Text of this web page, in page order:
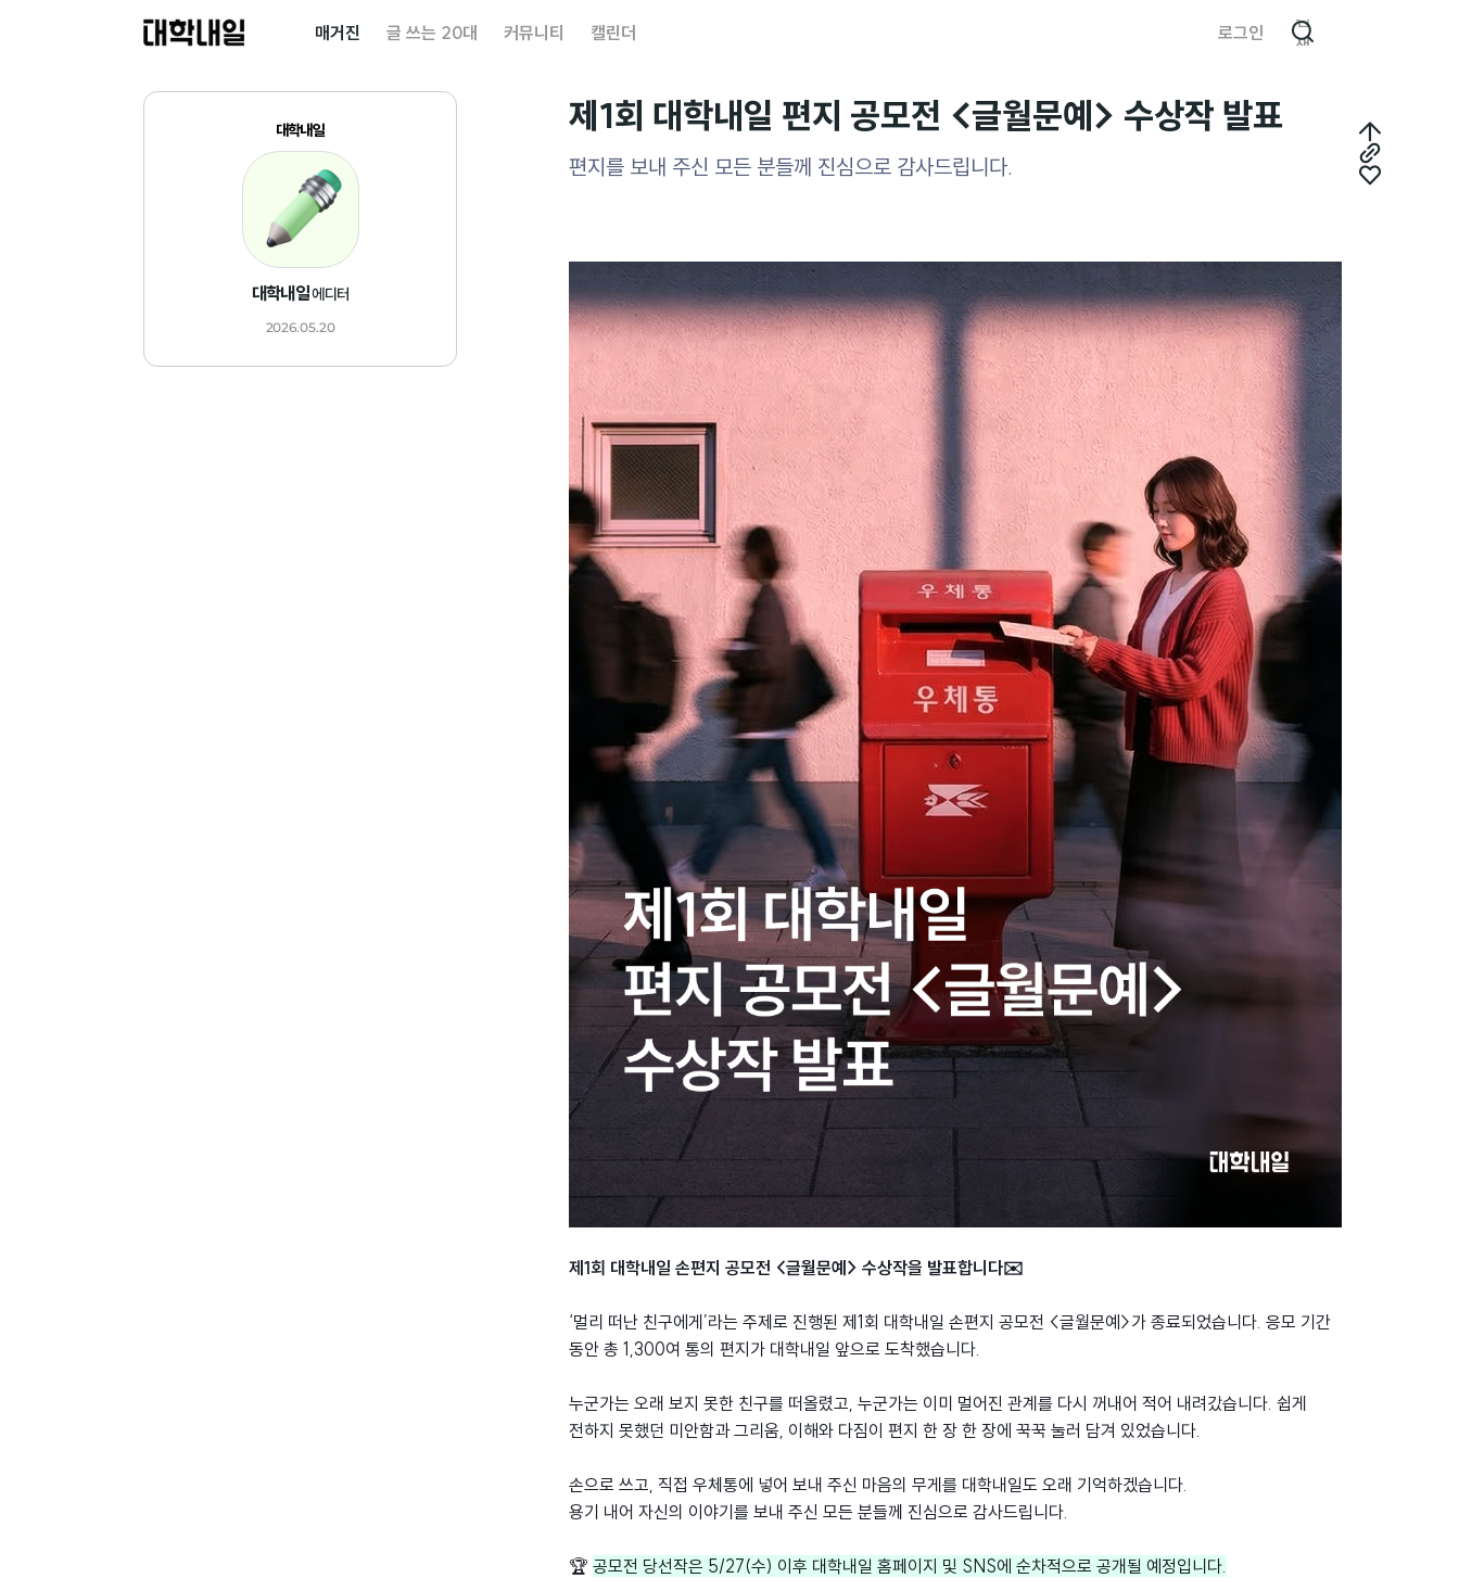
매거진 글 쓰는 20대 커뮤니티 캘린더 로그인
검
색
대학내일
대학내일에디터
2026.05.20
제1회 대학내일 편지 공모전 <글월문예> 수상작 발표
편지를 보내 주신 모든 분들께 진심으로 감사드립니다.
제1회 대학내일 손편지 공모전 <글월문예> 수상작을 발표합니다✉️
‘멀리 떠난 친구에게’라는 주제로 진행된 제1회 대학내일 손편지 공모전 <글월문예>가 종료되었습니다. 응모 기간
동안 총 1,300여 통의 편지가 대학내일 앞으로 도착했습니다.
누군가는 오래 보지 못한 친구를 떠올렸고, 누군가는 이미 멀어진 관계를 다시 꺼내어 적어 내려갔습니다. 쉽게
전하지 못했던 미안함과 그리움, 이해와 다짐이 편지 한 장 한 장에 꾹꾹 눌러 담겨 있었습니다.
손으로 쓰고, 직접 우체통에 넣어 보내 주신 마음의 무게를 대학내일도 오래 기억하겠습니다.
용기 내어 자신의 이야기를 보내 주신 모든 분들께 진심으로 감사드립니다.
🏆 공모전 당선작은 5/27(수) 이후 대학내일 홈페이지 및 SNS에 순차적으로 공개될 예정입니다.
최
상
링
좋